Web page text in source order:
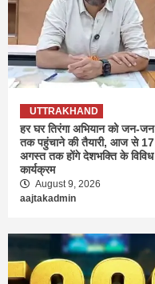
UTTRAKHAND
हर घर तिरंगा अभियान को जन-जन
तक पहुंचाने की तैयारी, आज से 17
अगस्त तक होंगे देशभक्ति के विविध
कार्यक्रम
August 9, 2026
aajtakadmin